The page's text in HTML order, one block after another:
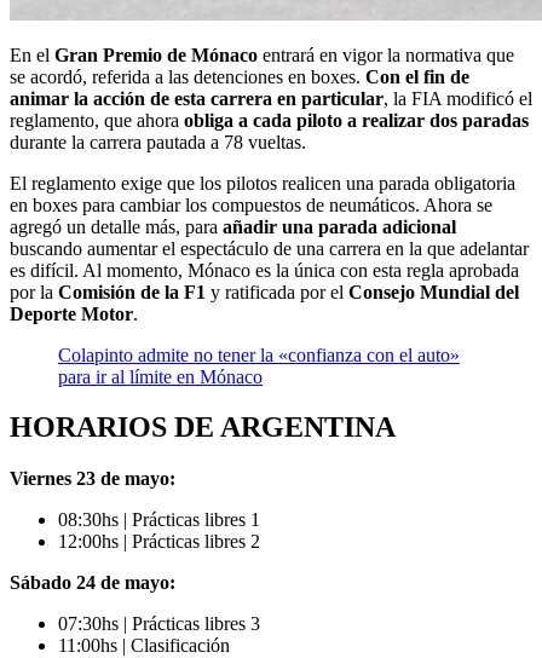
En el Gran Premio de Mónaco entrará en vigor la normativa que
se acordó, referida a las detenciones en boxes. Con el fin de
animar la acción de esta carrera en particular, la FIA modificó el
reglamento, que ahora obliga a cada piloto a realizar dos paradas
durante la carrera pautada a 78 vueltas.
El reglamento exige que los pilotos realicen una parada obligatoria
en boxes para cambiar los compuestos de neumáticos. Ahora se
agregó un detalle más, para añadir una parada adicional
buscando aumentar el espectáculo de una carrera en la que adelantar
es difícil. Al momento, Mónaco es la única con esta regla aprobada
por la Comisión de la F1 y ratificada por el Consejo Mundial del
Deporte Motor.
Colapinto admite no tener la «confianza con el auto»
para ir al límite en Mónaco
HORARIOS DE ARGENTINA
Viernes 23 de mayo:
08:30hs | Prácticas libres 1
12:00hs | Prácticas libres 2
Sábado 24 de mayo:
07:30hs | Prácticas libres 3
11:00hs | Clasificación